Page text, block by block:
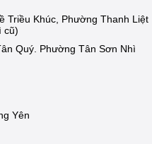
Triều Khúc, Phường Thanh Liệt
cũ)
Quý. Phường Tân Sơn Nhì
Yên